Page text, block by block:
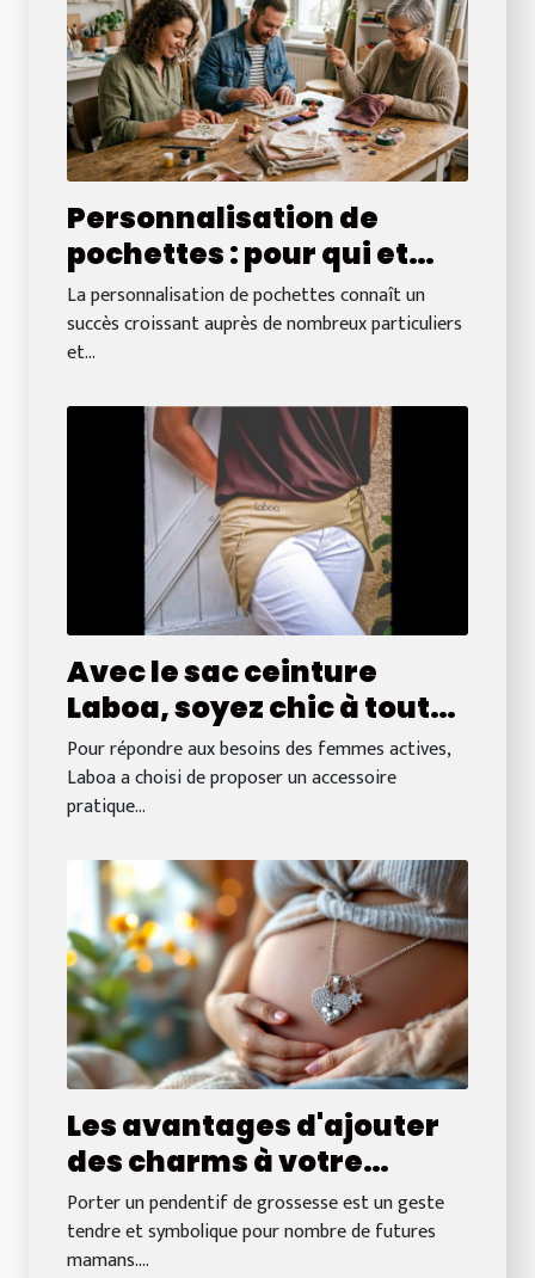
Personnalisation de
pochettes : pour qui et
pour quelle occasion ?
La personnalisation de pochettes connaît un
succès croissant auprès de nombreux particuliers
et...
Avec le sac ceinture
Laboa, soyez chic à tout
moment ! Les femmes
l’adorent.
Pour répondre aux besoins des femmes actives,
Laboa a choisi de proposer un accessoire
pratique...
Les avantages d'ajouter
des charms à votre
pendentif de grossesse
Porter un pendentif de grossesse est un geste
tendre et symbolique pour nombre de futures
mamans....